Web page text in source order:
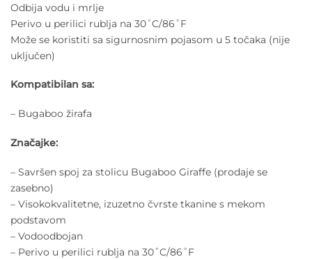
Odbija vodu i mrlje
Perivo u perilici rublja na 30˚C/86˚F
Može se koristiti sa sigurnosnim pojasom u 5 točaka (nije
uključen)
Kompatibilan sa:
– Bugaboo žirafa
Značajke:
– Savršen spoj za stolicu Bugaboo Giraffe (prodaje se
zasebno)
– Visokokvalitetne, izuzetno čvrste tkanine s mekom
podstavom
– Vodoodbojan
– Perivo u perilici rublja na 30˚C/86˚F